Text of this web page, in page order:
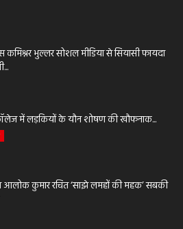
कमिश्नर भुल्लर सोशल मीडिया से सियासी फायदा
में लड़कियों के यौन शोषण की खौफनाक...
कुमार रचित ‘साझे लमहों की महक’ सबकी